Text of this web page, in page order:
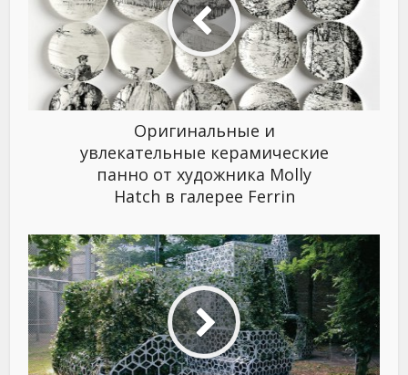
Оригинальные и
увлекательные керамические
панно от художника Моlly
Hatch в галерее Ferrin